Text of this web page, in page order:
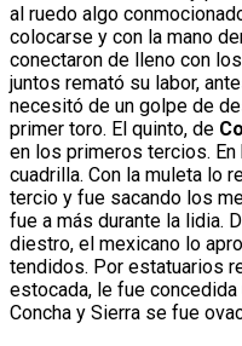
al ruedo algo
colocarse y con la mano
conectaron de lleno con
juntos remató su labor,
necesitó de un golpe de
primer toro. El quinto, de
en los primeros tercios.
cuadrilla. Con la muleta lo
tercio y fue sacando los
fue a más durante la lidia.
diestro, el mexicano lo
tendidos. Por estatuarios
estocada, le fue
Concha y Sierra se fue